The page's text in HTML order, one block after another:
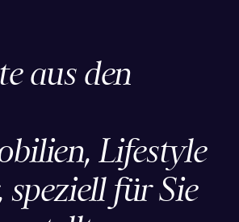
aus den
Lifestyle
für Sie